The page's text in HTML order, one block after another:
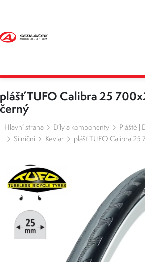
plášť TUFO Calibra 25
černý
Hlavní strana Díly a komponenty Pláště |
Silniční
Kevlar plášť TUFO Calibra 25